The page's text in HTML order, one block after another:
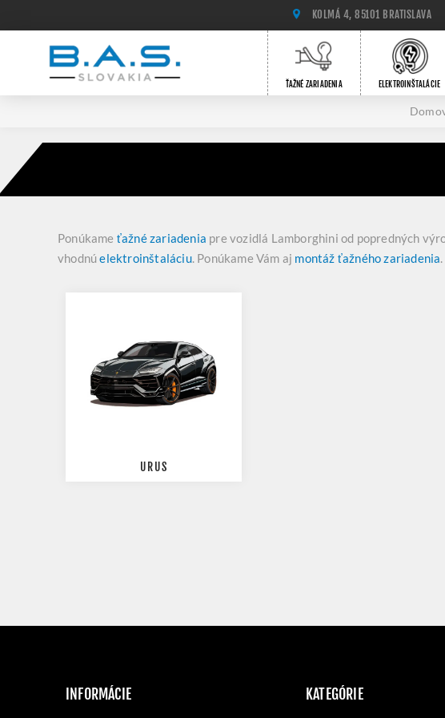
KOLMÁ 4, 85101 BRATISLAVA
ŤAŽNÉ ZARIADENIA ELEKTROINŠTALÁCIE
Ponúkame ťažné zariadenia pre vozidlá Lamborghini od popredných
vhodnúelektroinštaláciu. Ponúkame Vám aj montáž ťažného zariadenia
URUS
INFORMÁCIE KATEGÓRIE